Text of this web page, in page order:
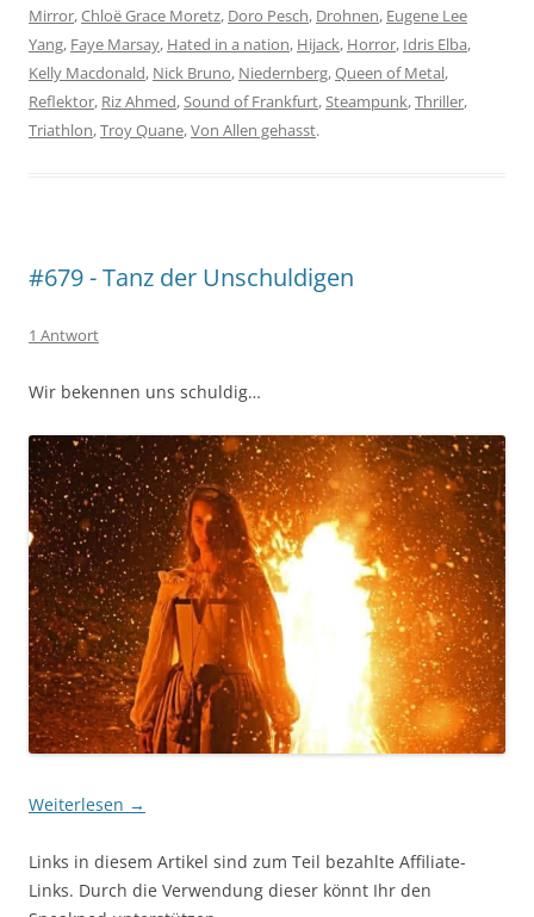
Mirror,Chloë Grace Moretz, Doro Pesch, Drohnen, Eugene Lee
Yang, Faye Marsay, Hated in a nation, Hijack, Horror, Idris Elba,
Kelly Macdonald, Nick Bruno, Niedernberg,Queen of Metal,
Reflektor, Riz Ahmed,Sound of Frankfurt,Steampunk,Thriller,
Triathlon,Troy Quane,Von Allen gehasst.
#679 - Tanz der Unschuldigen
1 Antwort
Wir bekennen uns schuldig…
Weiterlesen →
Links in diesem Artikel sind zum Teil bezahlte Affiliate-
Links. Durch die Verwendung dieser könnt Ihr den